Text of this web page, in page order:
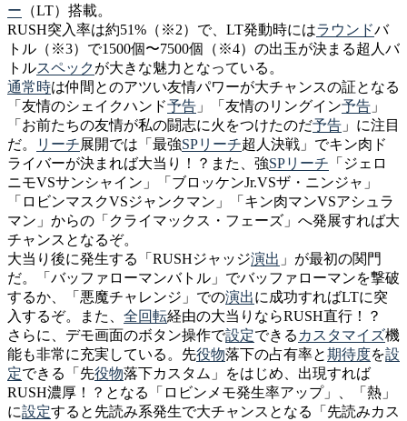
ー （LT）搭載。
RUSH突入率は約51%（※2）で、LT発動時にはラウンドバ
トル（※3）で1500個〜7500個（※4）の出玉が決まる超人バ
トルスペックが大きな魅力となっている。
通常時は仲間とのアツい友情パワーが大チャンスの証となる
「友情のシェイクハンド予告 」「友情のリングイン予告 」
「お前たちの友情が私の闘志に火をつけたのだ予告 」に注目
だ。
リーチ展開では「最強SPリーチ超人決戦」でキン肉ド
ライバーが決まれば大当り！？また、強SPリーチ 「ジェロ
ニモVSサンシャイン」「ブロッケンJr.VSザ・ニンジャ」
「ロビンマスクVSジャンクマン」「キン肉マンVSアシュラ
マン」からの「クライマックス・フェーズ」へ発展すれば大
チャンスとなるぞ。
大当り後に発生する「RUSHジャッジ演出 」が最初の関門
だ。「バッファローマンバトル」でバッファローマンを撃破
するか、「悪魔チャレンジ」での演出に成功すればLTに突
入するぞ。また、 全回転経由の大当りならRUSH直行！？
さらに、デモ画面のボタン操作で設定できる カスタマイズ機
能も非常に充実している。先役物落下の占有率と期待度を設
定できる「先役物落下カスタム」をはじめ、出現すれば
RUSH濃厚！？となる「ロビンメモ発生率アップ」、「熱」
に設定すると先読み系発生で大チャンスとなる「先読みカス